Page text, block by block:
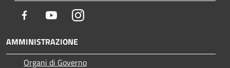
Facebook YoutubeInstagram
AMMINISTRAZIONE
Organi di Governo